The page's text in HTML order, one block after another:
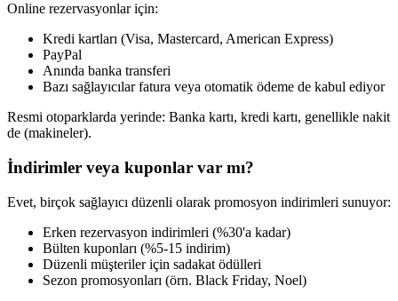
Online rezervasyonlar için:
Kredi kartları (Visa, Mastercard, American Express)
PayPal
Anında banka transferi
Bazı sağlayıcılar fatura veya otomatik ödeme de kabul ediyor
Resmi otoparklarda yerinde: Banka kartı, kredi kartı, genellikle nakit
de (makineler).
İndirimler veya kuponlar var mı?
Evet, birçok sağlayıcı düzenli olarak promosyon indirimleri sunuyor:
Erken rezervasyon indirimleri (%30'a kadar)
Bülten kuponları (%5-15 indirim)
Düzenli müşteriler için sadakat ödülleri
Sezon promosyonları (örn. Black Friday, Noel)